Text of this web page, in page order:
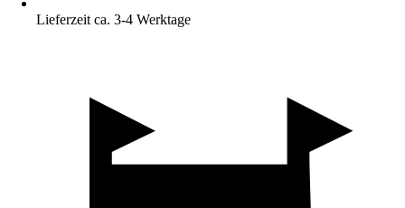
Lieferzeit ca. 3-4 Werktage